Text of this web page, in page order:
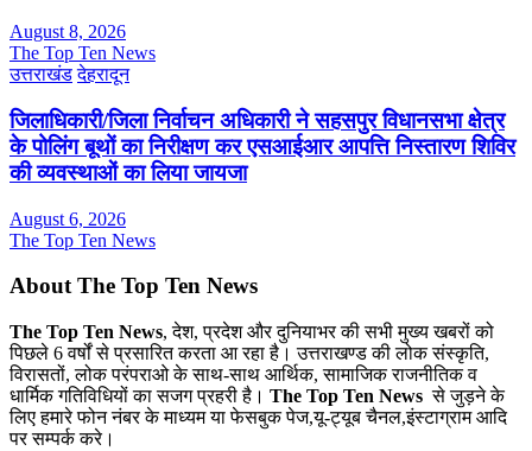
August 8, 2026
The Top Ten News
उत्तराखंड देहरादून
जिलाधिकारी/जिला निर्वाचन अधिकारी ने सहसपुर विधानसभा क्षेत्र
के पोलिंग बूथों का निरीक्षण कर एसआईआर आपत्ति निस्तारण शिविर
की व्यवस्थाओं का लिया जायजा
August 6, 2026
The Top Ten News
About The Top Ten News
The Top Ten News, देश, प्रदेश और दुनियाभर की सभी मुख्य खबरों को
पिछले 6 वर्षों से प्रसारित करता आ रहा है। उत्तराखण्ड की लोक संस्कृति,
विरासतों, लोक परंपराओ के साथ-साथ आर्थिक, सामाजिक राजनीतिक व
धार्मिक गतिविधियों का सजग प्रहरी है। The Top Ten News से जुड़ने के
लिए हमारे फोन नंबर के माध्यम या फेसबुक पेज,यू-ट्यूब चैनल,इंस्टाग्राम आदि
पर सम्पर्क करे।